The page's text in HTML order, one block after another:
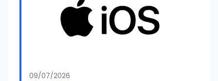
09/07/2026